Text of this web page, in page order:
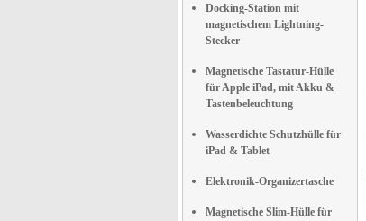
Docking-Station mit
magnetischem Lightning-
Stecker
Magnetische Tastatur-Hülle
für Apple iPad, mit Akku &
Tastenbeleuchtung
Wasserdichte Schutzhülle für
iPad & Tablet
Elektronik-Organizertasche
Magnetische Slim-Hülle für